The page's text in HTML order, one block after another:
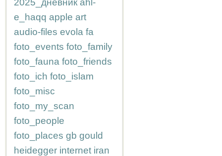
2025_дневник ahl-
e_haqq apple art
audio-files evola fa
foto_events foto_family
foto_fauna foto_friends
foto_ich foto_islam
foto_misc
foto_my_scan
foto_people
foto_places gb gould
heidegger internet iran